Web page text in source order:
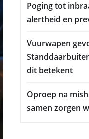
Poging tot
alertheid en
Vuurwapen
dit betekent
Oproep na
samen zorgen